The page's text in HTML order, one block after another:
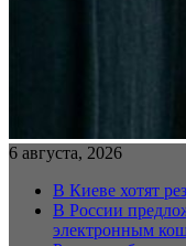
6 августа, 2026
В Киеве хотят
В России
электронным